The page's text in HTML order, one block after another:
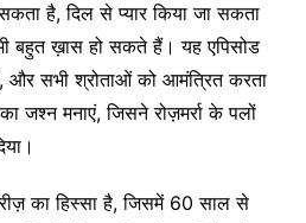
है, दिल से प्यार किया जा सकता
ख़ास हो सकते हैं। यह एपिसोड
और सभी श्रोताओं को आमंत्रित करता
जश्न मनाएं, जिसने रोज़मर्रा के पलों
का हिस्सा है, जिसमें 60 साल से